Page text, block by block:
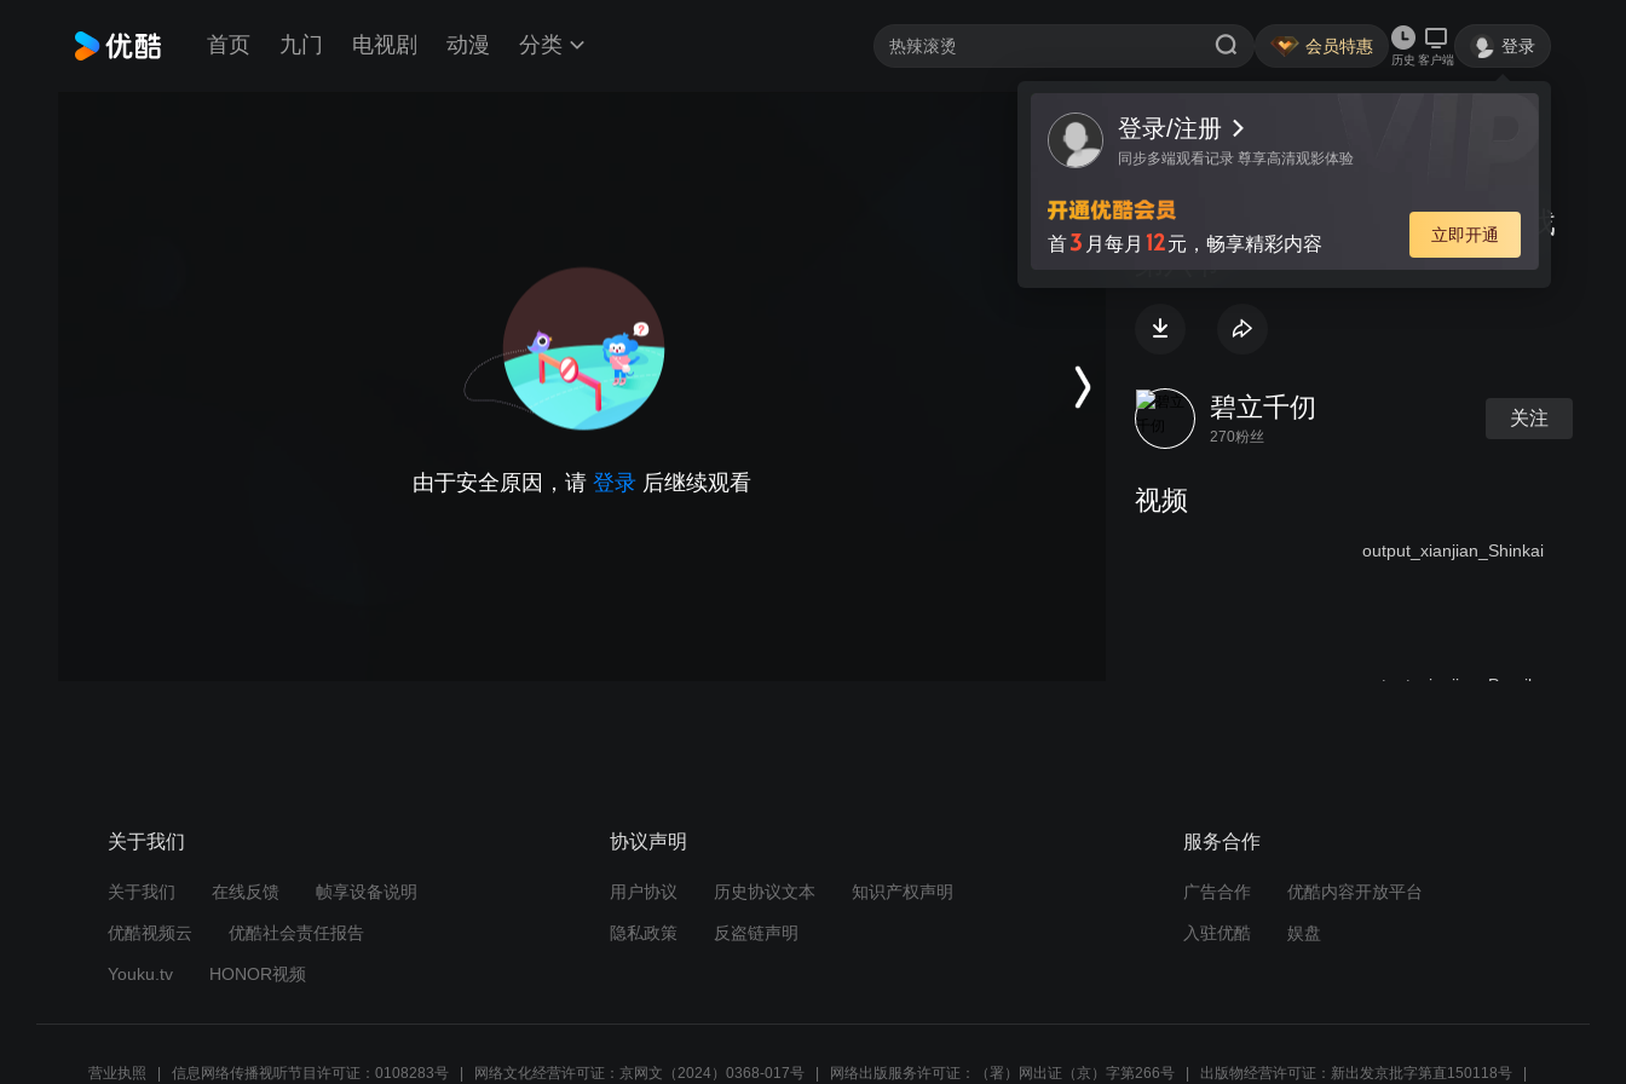
首页 九门 电视剧 动漫 分类 会员特惠
历史 客户端
登录
登录/注册
同步多端观看记录 尊享高清观影体验
首3 月每月 12元，畅享精彩内容 立即开通
由于安全原因，请 登录 后继续观看
视频 讨论
罗培羽—教你用VB制作RPG游戏
第六节
碧立千仞
270粉丝
关注
视频
output_xianjian_Shinkai
output_xianjian_Paprika
关于我们
关于我们 在线反馈 帧享设备说明
优酷视频云 优酷社会责任报告
Youku.tv HONOR视频
协议声明
用户协议 历史协议文本 知识产权声明
隐私政策 反盗链声明
服务合作
广告合作 优酷内容开放平台
入驻优酷 娱盘
营业执照 信息网络传播视听节目许可证：0108283号 网络文化经营许可证：京网文（2024）0368-017号 网络出版服务许可证：（署）网出证（京）字第266号 出版物经营许可证：新出发京批字第直150118号